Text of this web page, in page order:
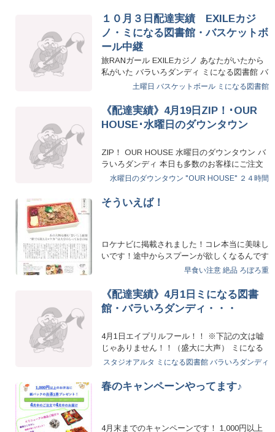
１０月３日配達実績 EXILEカジ
ノ・ミになる図書館・バスケットボ
ール中継
旅RANガール EXILEカジノ あなたがいたから
私がいた バラいろダンディ ミになる図書館 バ
スケットボール…
土曜日 バスケットボール ミになる図書館
《配達実績》4月19日ZIP！･OUR
HOUSE･水曜日のダウンタウン
ZIP！ OUR HOUSE 水曜日のダウンタウン バ
ラいろダンディ 本日も多数のお客様にご注文
いただきました…
水曜日のダウンタウン "OUR HOUSE" ２４時間
そういえば！
ロケナビに掲載されました！コレ本当に美味し
いです！途中からスプーンが欲しくなるんです
早食い注意 絶品 ろぼろ重
《配達実績》4月1日ミになる図書
館・バラいろダンディ・・・
4月1日エイプリルフール！！ ※下記の文は嘘
じゃありません！！（盛大に大声） ミになる
図書館 バラいろダ…
スタジオアルタ ミになる図書館 バラいろダンディ
春のキャンペーンやってます♪
4月末までのキャンペーンです！ 1,000円以上